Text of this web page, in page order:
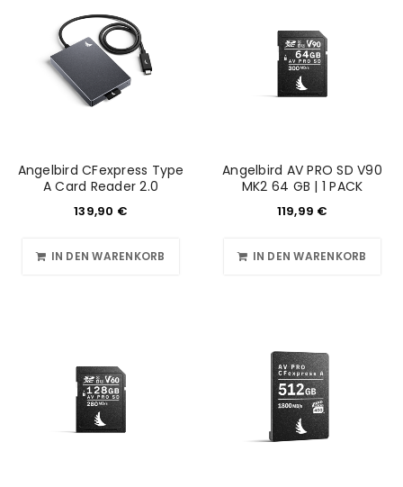
Angelbird CFexpress Type
A Card Reader 2.0
139,90 €
IN DEN WARENKORB
Angelbird AV PRO SD V90
MK2 64 GB | 1 PACK
119,99 €
IN DEN WARENKORB